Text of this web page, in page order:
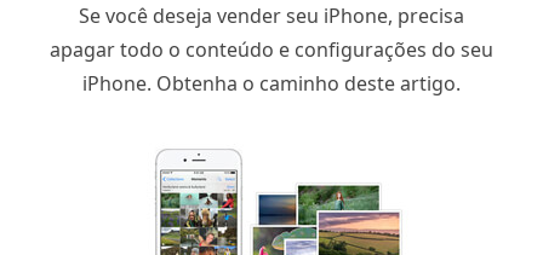
Se você deseja vender seu iPhone, precisa
apagar todo o conteúdo e configurações do seu
iPhone. Obtenha o caminho deste artigo.